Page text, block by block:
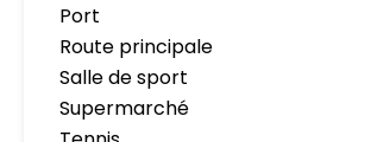
Port
Route principale
Salle de sport
Supermarché